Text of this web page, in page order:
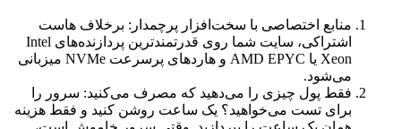
منابع اختصاصی با سخت‌افزار پرچمدار: برخلاف هاست
اشتراکی، سایت شما روی قدرتمندترین پردازنده‌های Intel
Xeon یا AMD EPYC و هاردهای پرسرعت NVMe میزبانی
می‌شود.
فقط پول چیزی را می‌دهید که مصرف می‌کنید: سرور را
برای تست می‌خواهید؟ یک ساعت روشن کنید و فقط هزینه